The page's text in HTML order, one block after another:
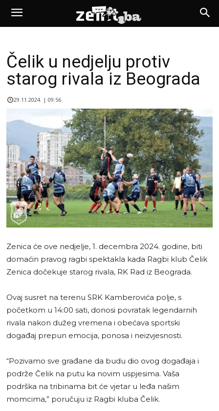
Čelik u nedjelju protiv
starog rivala iz Beograda
29.11.2024. | 09:56
Zenica će ove nedjelje, 1. decembra 2024. godine, biti
domaćin pravog ragbi spektakla kada Ragbi klub Čelik
Zenica dočekuje starog rivala, RK Rad iz Beograda.
Ovaj susret na terenu SRK Kamberovića polje, s
početkom u 14:00 sati, donosi povratak legendarnih
rivala nakon dužeg vremena i obećava sportski
događaj prepun emocija, ponosa i neizvjesnosti.
“Pozivamo sve građane da budu dio ovog događaja i
podrže Čelik na putu ka novim uspjesima. Vaša
podrška na tribinama bit će vjetar u leđa našim
momcima,” poručuju iz Ragbi kluba Čelik.